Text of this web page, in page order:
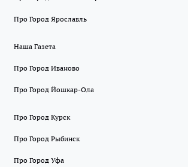
Про Город Ярославль
Наша Газета
Про Город Иваново
Про Город Йошкар-Ола
Про Город Курск
Про Город Рыбинск
Про Город Уфа